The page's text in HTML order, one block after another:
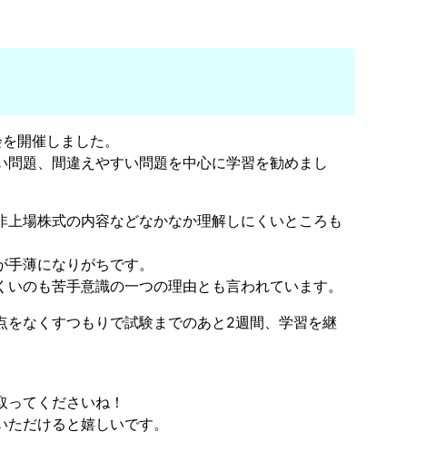
開催しました。
題、間違えやすい問題を中心に学習を勧めまし
場株式の内容などなかなか理解しにくいところも
薄になりがちです。
のも苦手意識の一つの理由とも言われています。
なくすつもりで試験までのあと2週間、学習を継
てくださいね！
だけると嬉しいです。